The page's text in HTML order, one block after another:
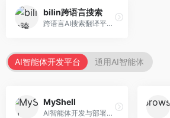
bilin跨语言搜索
跨语言AI搜索翻译平台，专注于信息获取。面向研究者和内容创作者，提供跨语言搜索、内容翻译、信息整合等服务，跨语言检索能力强。
AI智能体开发平台 通用AI智能体
MyShell
AI智能体开发与部署平台，专注于语音交互智能体。面向开发者，提供语音智能体创建、部署服务、社区分享等功能，语音交互能力强。